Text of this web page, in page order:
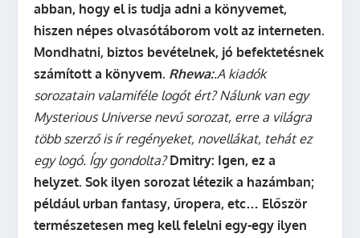
abban, hogy el is tudja adni a könyvemet,
hiszen népes olvasótáborom volt az interneten.
Mondhatni, biztos bevételnek, jó befektetésnek
számított a könyvem. Rhewa:.A kiadók
sorozatain valamiféle logót ért? Nálunk van egy
Mysterious Universe nevű sorozat, erre a világra
több szerző is ír regényeket, novellákat, tehát ez
egy logó. Így gondolta? Dmitry: Igen, ez a
helyzet. Sok ilyen sorozat létezik a hazámban;
például urban fantasy, űropera, etc… Először
természetesen meg kell felelni egy-egy ilyen